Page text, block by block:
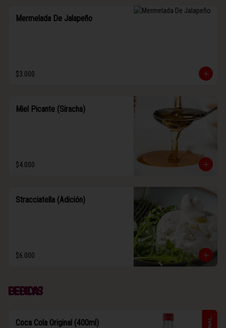
Mermelada De Jalapeño
$3.000
Miel Picante (Siracha)
$4.000
Stracciatella (Adición)
$6.000
Bebidas
Coca Cola Original (400ml)